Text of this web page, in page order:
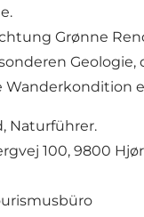
Grønne
Naturführer.
100, 9800